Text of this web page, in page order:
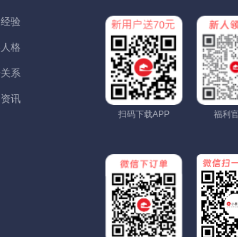
验
格
系
讯
扫码下载APP 福利